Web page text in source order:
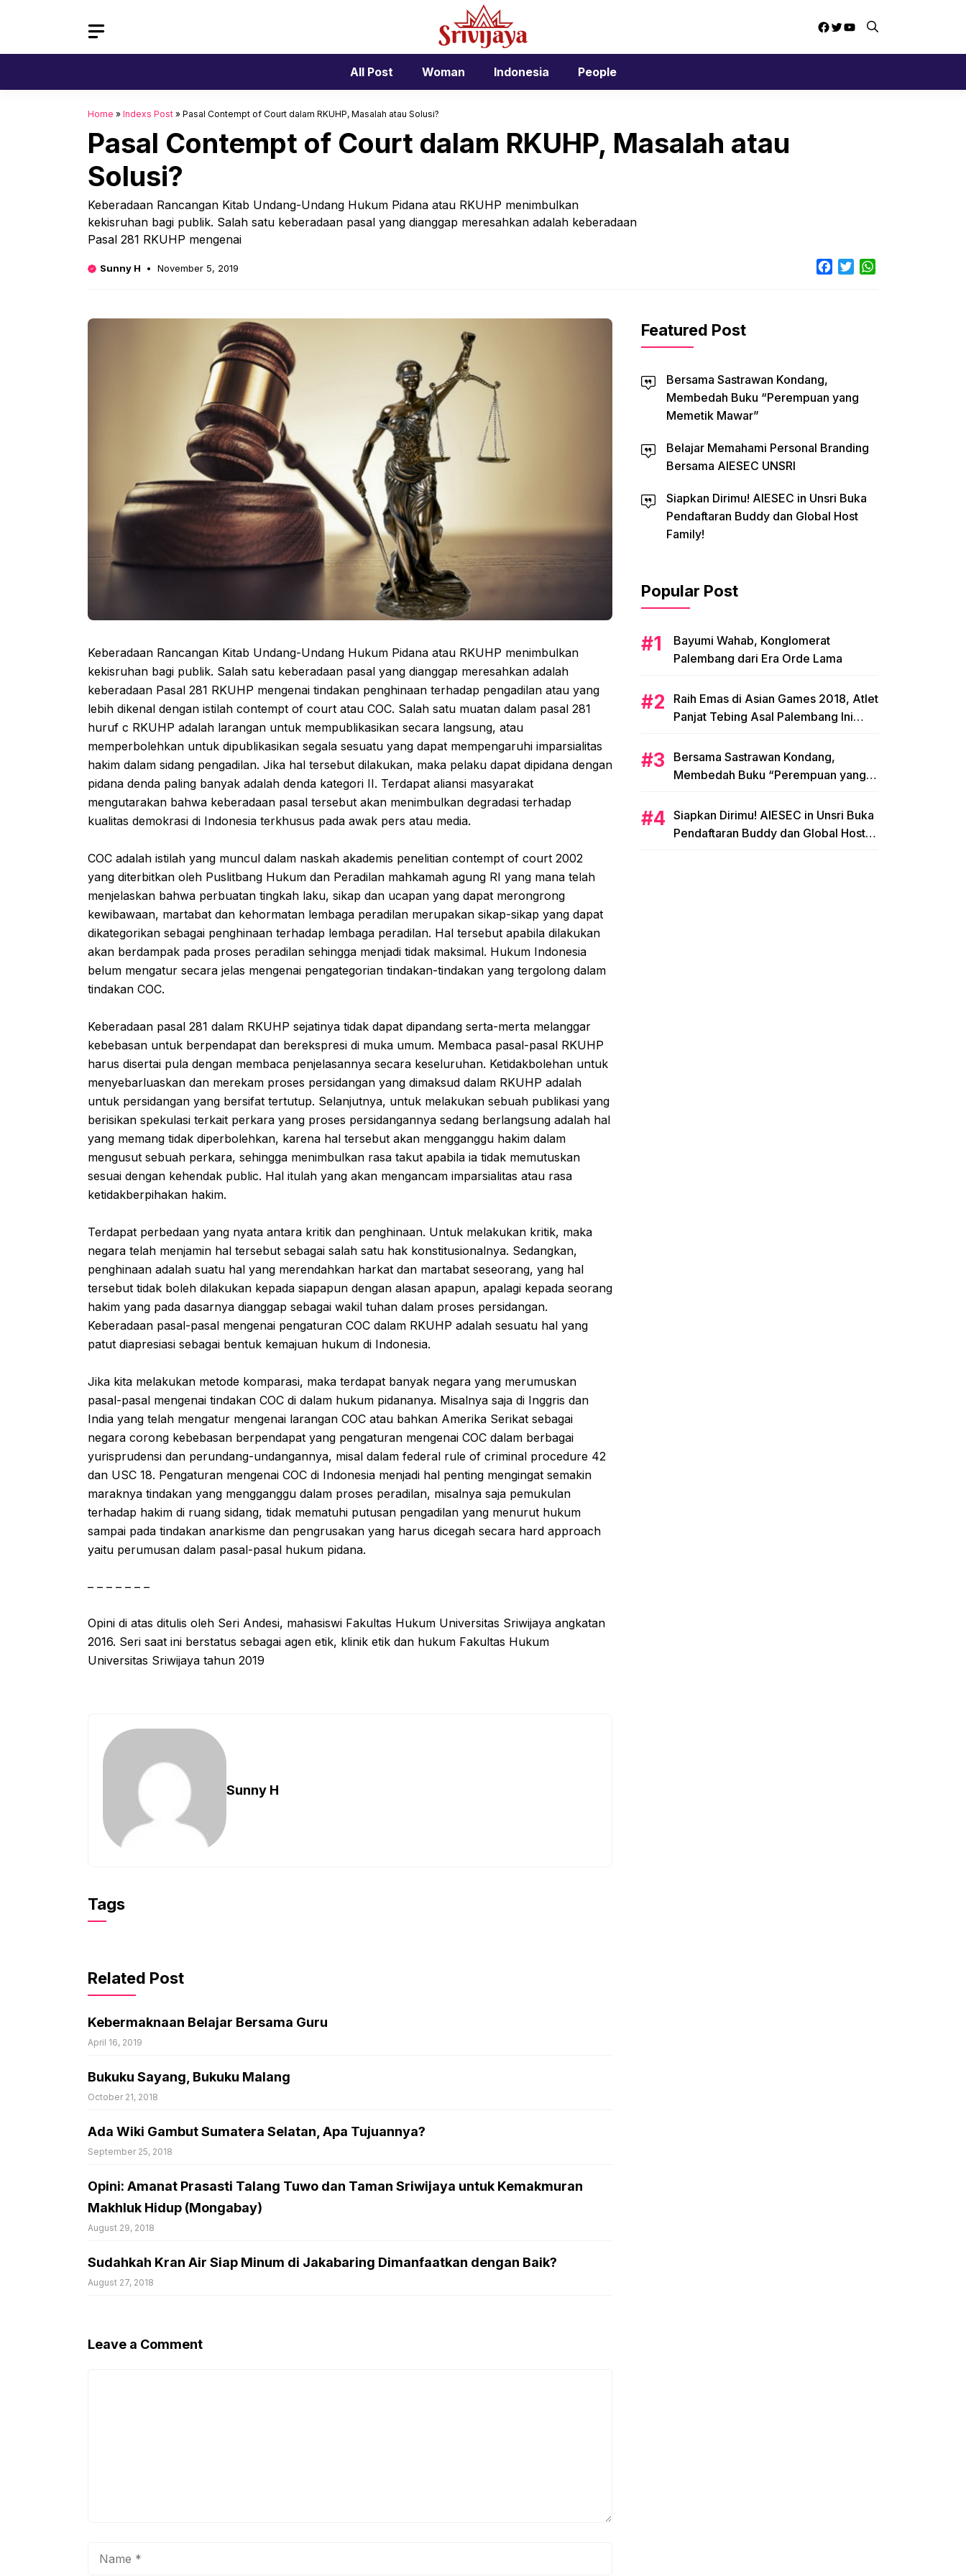
Facebook
Twitter
YouTube
All Post Woman Indonesia People
Home » Indexs Post » Pasal Contempt of Court dalam RKUHP, Masalah atau Solusi?
Pasal Contempt of Court dalam RKUHP, Masalah atau
Solusi?
Keberadaan Rancangan Kitab Undang-Undang Hukum Pidana atau RKUHP menimbulkan
kekisruhan bagi publik. Salah satu keberadaan pasal yang dianggap meresahkan adalah keberadaan
Pasal 281 RKUHP mengenai
Sunny H November 5, 2019 Facebook
Twitter
Keberadaan Rancangan Kitab Undang-Undang Hukum Pidana atau RKUHP menimbulkan
kekisruhan bagi publik. Salah satu keberadaan pasal yang dianggap meresahkan adalah
keberadaan Pasal 281 RKUHP mengenai tindakan penghinaan terhadap pengadilan atau yang
lebih dikenal dengan istilah contempt of court atau COC. Salah satu muatan dalam pasal 281
huruf c RKUHP adalah larangan untuk mempublikasikan secara langsung, atau
memperbolehkan untuk dipublikasikan segala sesuatu yang dapat mempengaruhi imparsialitas
hakim dalam sidang pengadilan. Jika hal tersebut dilakukan, maka pelaku dapat dipidana dengan
pidana denda paling banyak adalah denda kategori II. Terdapat aliansi masyarakat
mengutarakan bahwa keberadaan pasal tersebut akan menimbulkan degradasi terhadap
kualitas demokrasi di Indonesia terkhusus pada awak pers atau media.
COC adalah istilah yang muncul dalam naskah akademis penelitian contempt of court 2002
yang diterbitkan oleh Puslitbang Hukum dan Peradilan mahkamah agung RI yang mana telah
menjelaskan bahwa perbuatan tingkah laku, sikap dan ucapan yang dapat merongrong
kewibawaan, martabat dan kehormatan lembaga peradilan merupakan sikap-sikap yang dapat
dikategorikan sebagai penghinaan terhadap lembaga peradilan. Hal tersebut apabila dilakukan
akan berdampak pada proses peradilan sehingga menjadi tidak maksimal. Hukum Indonesia
belum mengatur secara jelas mengenai pengategorian tindakan-tindakan yang tergolong dalam
tindakan COC.
Keberadaan pasal 281 dalam RKUHP sejatinya tidak dapat dipandang serta-merta melanggar
kebebasan untuk berpendapat dan berekspresi di muka umum. Membaca pasal-pasal RKUHP
harus disertai pula dengan membaca penjelasannya secara keseluruhan. Ketidakbolehan untuk
menyebarluaskan dan merekam proses persidangan yang dimaksud dalam RKUHP adalah
untuk persidangan yang bersifat tertutup. Selanjutnya, untuk melakukan sebuah publikasi yang
berisikan spekulasi terkait perkara yang proses persidangannya sedang berlangsung adalah hal
yang memang tidak diperbolehkan, karena hal tersebut akan mengganggu hakim dalam
mengusut sebuah perkara, sehingga menimbulkan rasa takut apabila ia tidak memutuskan
sesuai dengan kehendak public. Hal itulah yang akan mengancam imparsialitas atau rasa
ketidakberpihakan hakim.
Terdapat perbedaan yang nyata antara kritik dan penghinaan. Untuk melakukan kritik, maka
negara telah menjamin hal tersebut sebagai salah satu hak konstitusionalnya. Sedangkan,
penghinaan adalah suatu hal yang merendahkan harkat dan martabat seseorang, yang hal
tersebut tidak boleh dilakukan kepada siapapun dengan alasan apapun, apalagi kepada seorang
hakim yang pada dasarnya dianggap sebagai wakil tuhan dalam proses persidangan.
Keberadaan pasal-pasal mengenai pengaturan COC dalam RKUHP adalah sesuatu hal yang
patut diapresiasi sebagai bentuk kemajuan hukum di Indonesia.
Jika kita melakukan metode komparasi, maka terdapat banyak negara yang merumuskan
pasal-pasal mengenai tindakan COC di dalam hukum pidananya. Misalnya saja di Inggris dan
India yang telah mengatur mengenai larangan COC atau bahkan Amerika Serikat sebagai
negara corong kebebasan berpendapat yang pengaturan mengenai COC dalam berbagai
yurisprudensi dan perundang-undangannya, misal dalam federal rule of criminal procedure 42
dan USC 18. Pengaturan mengenai COC di Indonesia menjadi hal penting mengingat semakin
maraknya tindakan yang mengganggu dalam proses peradilan, misalnya saja pemukulan
terhadap hakim di ruang sidang, tidak mematuhi putusan pengadilan yang menurut hukum
sampai pada tindakan anarkisme dan pengrusakan yang harus dicegah secara hard approach
yaitu perumusan dalam pasal-pasal hukum pidana.
– – – – – – –
Opini di atas ditulis oleh Seri Andesi, mahasiswi Fakultas Hukum Universitas Sriwijaya angkatan
2016. Seri saat ini berstatus sebagai agen etik, klinik etik dan hukum Fakultas Hukum
Universitas Sriwijaya tahun 2019
Sunny H
Tags
Related Post
Kebermaknaan Belajar Bersama Guru
April 16, 2019
Bukuku Sayang, Bukuku Malang
October 21, 2018
Ada Wiki Gambut Sumatera Selatan, Apa Tujuannya?
September 25, 2018
Opini: Amanat Prasasti Talang Tuwo dan Taman Sriwijaya untuk Kemakmuran
Makhluk Hidup (Mongabay)
August 29, 2018
Sudahkah Kran Air Siap Minum di Jakabaring Dimanfaatkan dengan Baik?
August 27, 2018
Leave a Comment
Featured Post
Bersama Sastrawan Kondang,
Membedah Buku “Perempuan yang
Memetik Mawar”
Belajar Memahami Personal Branding
Bersama AIESEC UNSRI
Siapkan Dirimu! AIESEC in Unsri Buka
Pendaftaran Buddy dan Global Host
Family!
Popular Post
Bayumi Wahab, Konglomerat
Palembang dari Era Orde Lama
Raih Emas di Asian Games 2018, Atlet
Panjat Tebing Asal Palembang Ini
Bersama Sastrawan Kondang,
Membedah Buku “Perempuan yang
Siapkan Dirimu! AIESEC in Unsri Buka
Pendaftaran Buddy dan Global Host